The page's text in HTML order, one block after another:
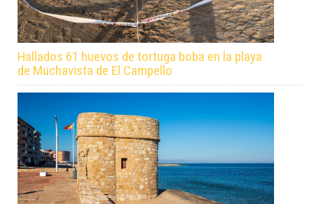
Hallados 61 huevos de tortuga boba en la playa
de Muchavista de El Campello